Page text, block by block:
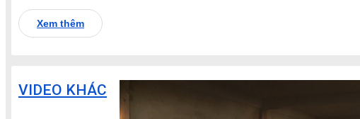
Xem thêm
VIDEO KHÁC